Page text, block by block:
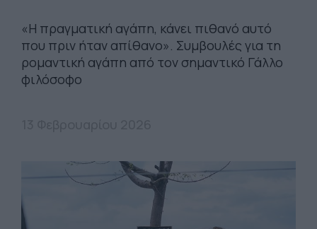
«Η πραγματική αγάπη, κάνει πιθανό αυτό
που πριν ήταν απίθανο». Συμβουλές για τη
ρομαντική αγάπη από τον σημαντικό Γάλλο
φιλόσοφο